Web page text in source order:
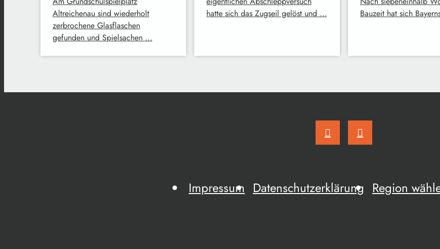
Altreichenau sind wiederholt
zerbrochene Glasflaschen
gefunden und Spielsachen …
hatte sich das Zugseil gelöst und …
Bauzeit hat sich
Impressum Datenschutzerklärung Region